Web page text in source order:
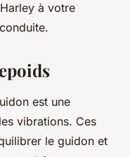
à votre
est une
vibrations. Ces
le guidon et